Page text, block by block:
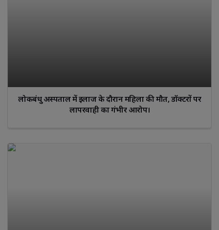
लोकबंधु अस्पताल में इलाज के दौरान महिला की मौत, डॉक्टरों पर
लापरवाही का गंभीर आरोप।